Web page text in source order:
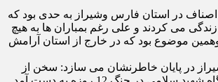
اصناف در استان فارس وشیراز به حدی بود که
می کردند و علی رغم بمباران ها به هیچ
موضوع بود که در خارج از استان آرامش
در پایان خاطرنشان می سازد: سخن از